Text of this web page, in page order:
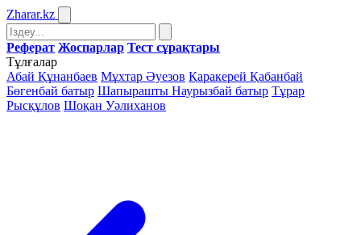
Zharar.kz
Реферат Жоспарлар Тест сұрақтары
Тұлғалар
Абай Құнанбаев Мұхтар Әуезов Қаракерей Қабанбай
Бөгенбай батыр Шапырашты Наурызбай батыр Тұрар
Рысқұлов Шоқан Уәлиханов